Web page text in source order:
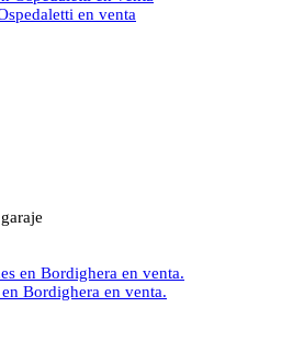
en venta
Bordighera en venta.